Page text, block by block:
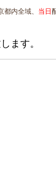
内全域、 当日
ます。